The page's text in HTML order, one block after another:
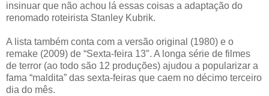
insinuar que não achou lá essas coisas a adaptação do
renomado roteirista Stanley Kubrik.
A lista também conta com a versão original (1980) e o
remake (2009) de “Sexta-feira 13″. A longa série de filmes
de terror (ao todo são 12 produções) ajudou a popularizar a
fama “maldita” das sexta-feiras que caem no décimo terceiro
dia do mês.